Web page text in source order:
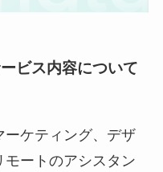
ビス内容について
ケティング、デザ
モートのアシスタン